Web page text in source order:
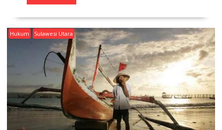
Hukum Sulawesi Utara